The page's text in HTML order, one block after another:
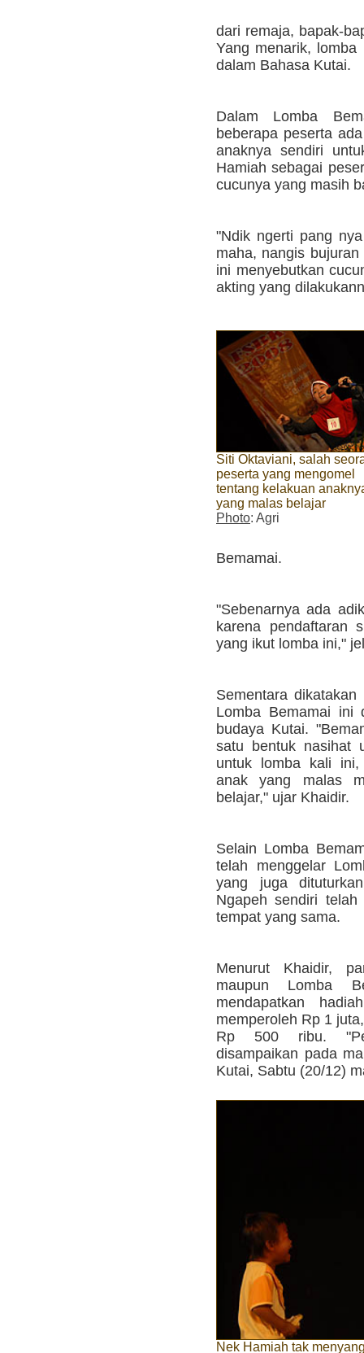
dari remaja, bapak-
Yang menarik,
dalam Bahasa Kutai.
Dalam Lomba
beberapa peserta
anaknya sendiri
Hamiah sebagai
cucunya yang masih
"Ndik ngerti pang
maha, nangis
ini menyebutkan
akting yang
Siti Oktaviani, salah
peserta yang mengomel
tentang kelakuan
yang malas belajar
Photo: Agri
Bemamai.
"Sebenarnya ada
karena pendaftaran
yang ikut lomba ini,"
Sementara
Lomba Bemamai ini
budaya Kutai.
satu bentuk nasihat
untuk lomba kali
anak yang malas
belajar," ujar Khaidir.
Selain Lomba
telah menggelar
yang juga
Ngapeh sendiri
tempat yang sama.
Menurut Khaidir,
maupun Lomba
mendapatkan
memperoleh Rp 1
Rp 500 ribu.
disampaikan pada
Kutai, Sabtu (20/12)
Nek Hamiah tak